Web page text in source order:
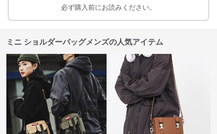
必ず購入前にお読みください。
ミニ ショルダーバッグメンズの人気アイテム